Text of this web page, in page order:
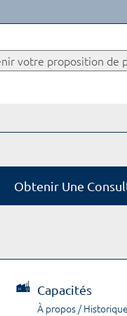
votre proposition de
Obtenir Une
Capacités
À propos / Historique